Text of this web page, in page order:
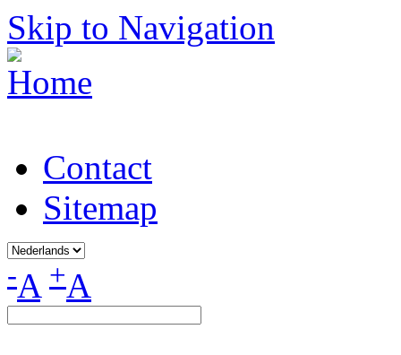
Skip to Navigation
Contact
Sitemap
-A +A